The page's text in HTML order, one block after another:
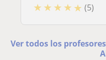
★ ★ ★ ★ ★ (5)
Ver todos los